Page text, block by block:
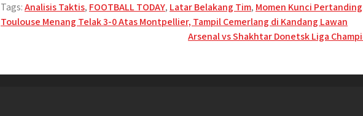
Tags:Analisis Taktis, FOOTBALL TODAY, Latar Belakang Tim, Momen Kunci
Post
Toulouse Menang Telak 3-0 Atas Montpellier, Tampil Cemerlang di Kandang Lawan
Arsenal vs Shakhtar Donetsk Liga